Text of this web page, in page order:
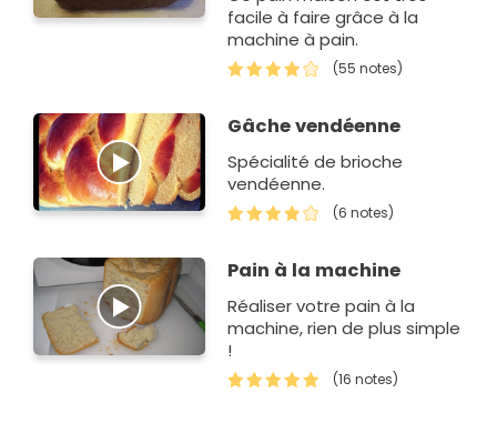
facile à faire grâce à la
machine à pain.
(55 notes)
Gâche vendéenne
Spécialité de brioche
vendéenne.
(6 notes)
Pain à la machine
Réaliser votre pain à la
machine, rien de plus simple
!
(16 notes)